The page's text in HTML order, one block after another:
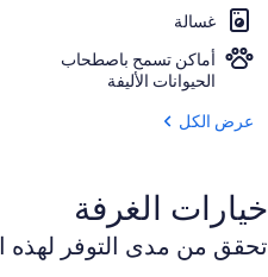
غسالة
أماكن تسمح باصطحاب
الحيوانات الأليفة
عرض الكل
خيارات الغرفة
تحقق من مدى التوفر لهذه